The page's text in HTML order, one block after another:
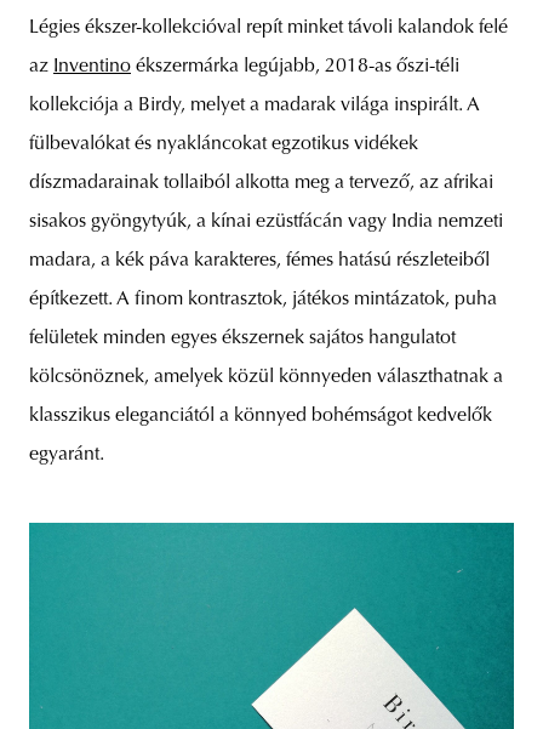
Légies ékszer-kollekcióval repít minket távoli kalandok felé
az Inventino ékszermárka legújabb, 2018-as őszi-téli
kollekciója a Birdy, melyet a madarak világa inspirált. A
fülbevalókat és nyakláncokat egzotikus vidékek
díszmadarainak tollaiból alkotta meg a tervező, az afrikai
sisakos gyöngytyúk, a kínai ezüstfácán vagy India nemzeti
madara, a kék páva karakteres, fémes hatású részleteiből
építkezett. A finom kontrasztok, játékos mintázatok, puha
felületek minden egyes ékszernek sajátos hangulatot
kölcsönöznek, amelyek közül könnyeden választhatnak a
klasszikus eleganciától a könnyed bohémságot kedvelők
egyaránt.